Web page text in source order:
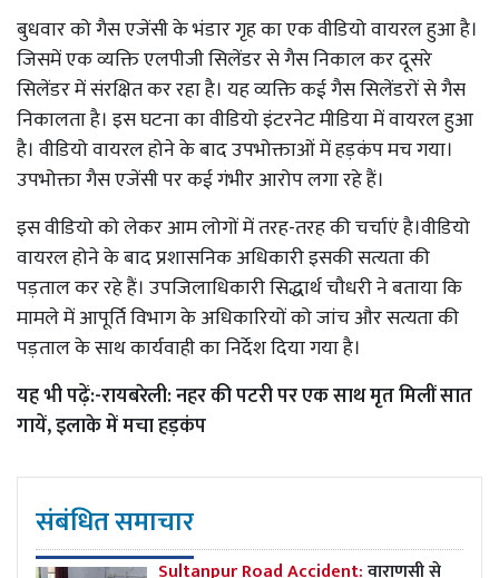
बुधवार को गैस एजेंसी के भंडार गृह का एक वीडियो वायरल हुआ है।
जिसमें एक व्यक्ति एलपीजी सिलेंडर से गैस निकाल कर दूसरे
सिलेंडर में संरक्षित कर रहा है। यह व्यक्ति कई गैस सिलेंडरों से गैस
निकालता है। इस घटना का वीडियो इंटरनेट मीडिया में वायरल हुआ
है। वीडियो वायरल होने के बाद उपभोक्ताओं में हड़कंप मच गया।
उपभोक्ता गैस एजेंसी पर कई गंभीर आरोप लगा रहे हैं।
इस वीडियो को लेकर आम लोगों में तरह-तरह की चर्चाएं है।वीडियो
वायरल होने के बाद प्रशासनिक अधिकारी इसकी सत्यता की
पड़ताल कर रहे हैं। उपजिलाधिकारी सिद्धार्थ चौधरी ने बताया कि
मामले में आपूर्ति विभाग के अधिकारियों को जांच और सत्यता की
पड़ताल के साथ कार्यवाही का निर्देश दिया गया है।
यह भी पढ़ें:-रायबरेली: नहर की पटरी पर एक साथ मृत मिलीं सात
गायें, इलाके में मचा हड़कंप
संबंधित समाचार
Sultanpur Road Accident:वाराणसी से